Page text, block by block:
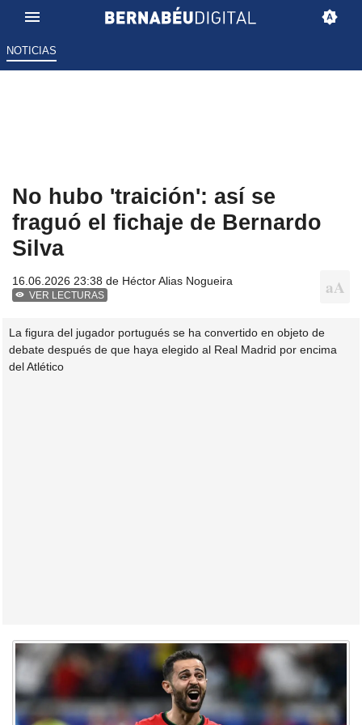
NOTICIAS
No hubo 'traición': así se
fraguó el fichaje de Bernardo
Silva
16.06.2026 23:38 de Héctor Alias Nogueira
VER LECTURAS
La figura del jugador portugués se ha convertido en objeto de
debate después de que haya elegido al Real Madrid por encima
del Atlético